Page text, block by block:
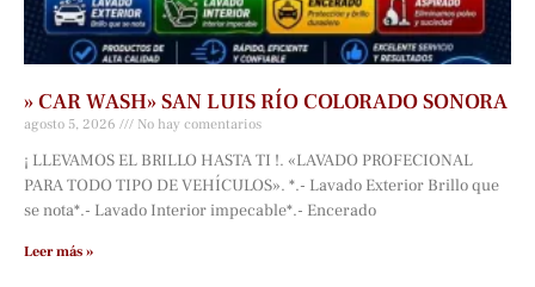
» CAR WASH» SAN LUIS RÍO COLORADO SONORA
agosto 5, 2026 No hay comentarios
¡ LLEVAMOS EL BRILLO HASTA TI !. «LAVADO PROFECIONAL
PARA TODO TIPO DE VEHÍCULOS». *.- Lavado Exterior Brillo que
se nota*.- Lavado Interior impecable*.- Encerado
Leer más »